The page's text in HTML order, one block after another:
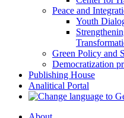
Peace and
Youth
Green Policy and
Democratization
Publishing House
Analitical Portal